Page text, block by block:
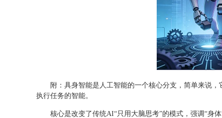
附：具身智能是人工智能的一个核心分支，简单来说
执行任务的智能。
核心是改变了传统AI“只用大脑思考”的模式，强调“身